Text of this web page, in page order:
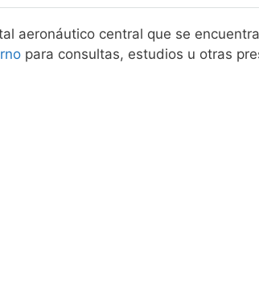
aeronáutico central que se
para consultas, estudios u otras